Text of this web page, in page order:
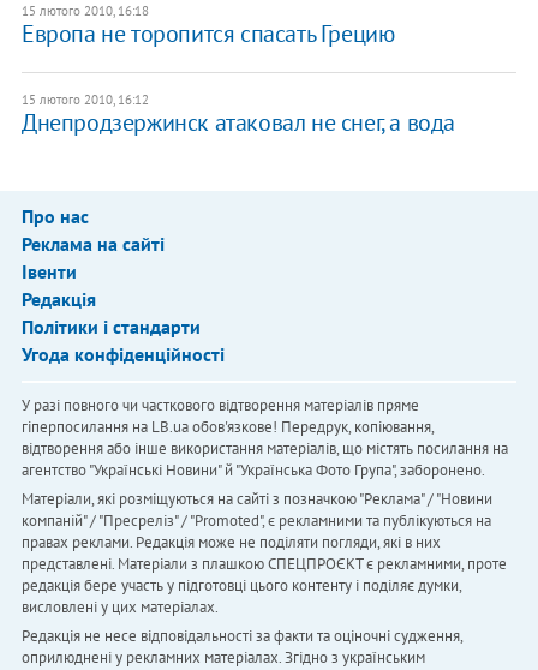
15 лютого 2010, 16:18
Европа не торопится спасать Грецию
15 лютого 2010, 16:12
Днепродзержинск атаковал не снег, а вода
Про нас
Реклама на сайті
Івенти
Редакція
Політики і стандарти
Угода конфіденційності
У разі повного чи часткового відтворення матеріалів пряме
гіперпосилання на LB.ua обов'язкове! Передрук, копіювання,
відтворення або інше використання матеріалів, що містять посилання на
агентство "Українськi Новини" й "Українська Фото Група", заборонено.
Матеріали, які розміщуються на сайті з позначкою "Реклама" / "Новини
компаній" / "Пресреліз" / "Promoted", є рекламними та публікуються на
правах реклами. Редакція може не поділяти погляди, які в них
представлені. Матеріали з плашкою СПЕЦПРОЄКТ є рекламними, проте
редакція бере участь у підготовці цього контенту і поділяє думки,
висловлені у цих матеріалах.
Редакція не несе відповідальності за факти та оціночні судження,
оприлюднені у рекламних матеріалах. Згідно з українським